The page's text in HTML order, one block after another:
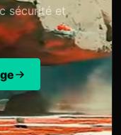
sécurité et